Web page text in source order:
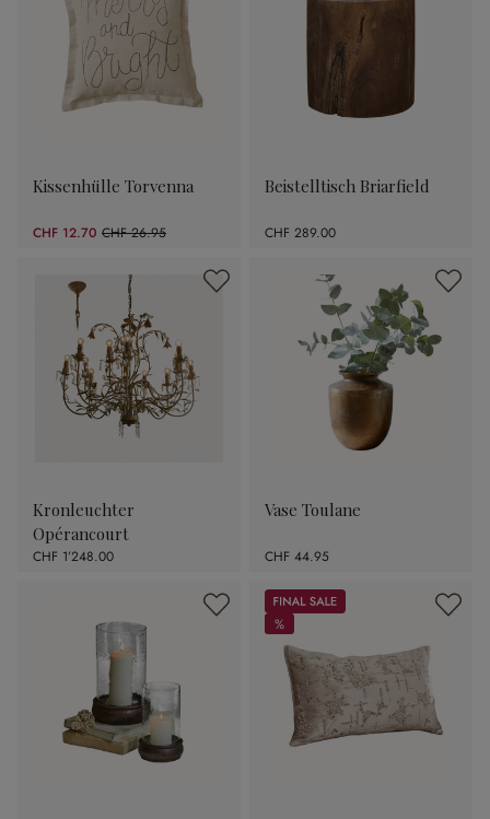
Kissenhülle Torvenna
CHF 12.70 CHF 26.95
(52.88% gespart)
Beistelltisch Briarfield
CHF 289.00
Kronleuchter
Opérancourt
CHF 1’248.00
Vase Toulane
CHF 44.95
Sale
%
%